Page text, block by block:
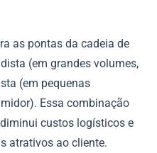
as pontas da cadeia de
(em grandes volumes,
(em pequenas
Essa combinação
custos logísticos e
atrativos ao cliente.